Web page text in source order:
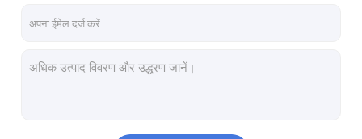
रोटरी प्लाटिंग मशीन